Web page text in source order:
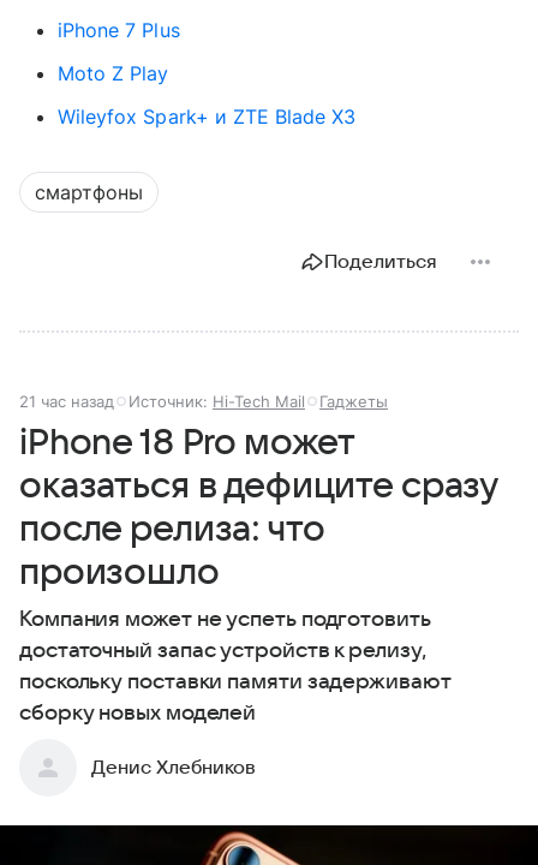
iPhone 7 Plus
Moto Z Play
Wileyfox Spark+ и ZTE Blade X3
смартфоны
Поделиться
21 час назад Источник: Hi-Tech Mail Гаджеты
iPhone 18 Pro может
оказаться в дефиците сразу
после релиза: что
произошло
Компания может не успеть подготовить
достаточный запас устройств к релизу,
поскольку поставки памяти задерживают
сборку новых моделей
Денис Хлебников